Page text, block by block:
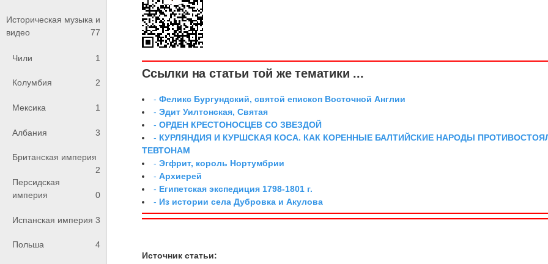
Историческая музыка и
видео
77
Чили 1
Колумбия 2
Мексика 1
Албания 3
Британская империя
2
Персидская
империя
0
Испанская империя 3
Польша 4
Ссылки на статьи той же тематики ...
-Феликс Бургундский, святой епископ Восточной Англии
-Эдит Уилтонская, Святая
-ОРДЕН КРЕСТОНОСЦЕВ СО ЗВЕЗДОЙ
- КУРЛЯНДИЯ И КУРШСКАЯ КОСА. КАК КОРЕННЫЕ БАЛТИЙСКИЕ НАРОДЫ
ТЕВТОНАМ
-Эгфрит, король Нортумбрии
-Архиерей
- Египетская экспедиция 1798-1801 г.
- Из истории села Дубровка и Акулова
Источник статьи: